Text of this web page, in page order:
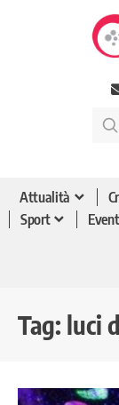
Attualità
Sport
Tag: luci